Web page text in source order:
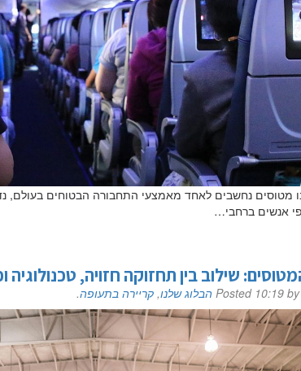
שבו מטוסים נחשבים לאחד מאמצעי התחבורה הבטוחים
אנשים ברחבי…
שילוב בין תחזוקה חזויה, טכנולוגיה
Posted 10:19 by הבלוג שלנו, קריירה בתעופה.
שם פרטי
דוא"ל
הערות ושאלות